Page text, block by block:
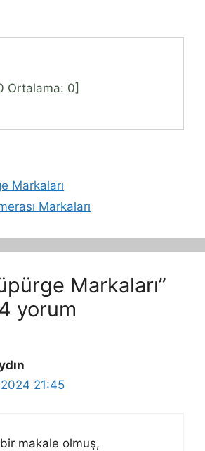
Ortalama: 0]
Markaları
Markaları
Markaları”
yorum
2024 21:45
makale olmuş,